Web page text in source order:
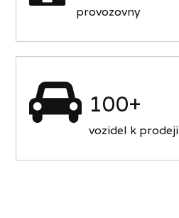
provozovny
100+
vozidel k prodeji